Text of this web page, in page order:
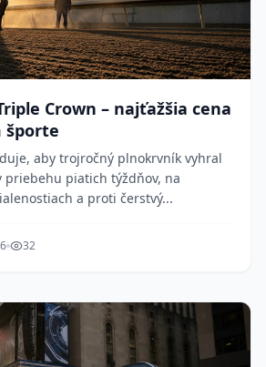
Crown – najťažšia cena
športe
aby trojročný plnokrvník vyhral
piatich týždňov, na
a proti čerstvý...
32